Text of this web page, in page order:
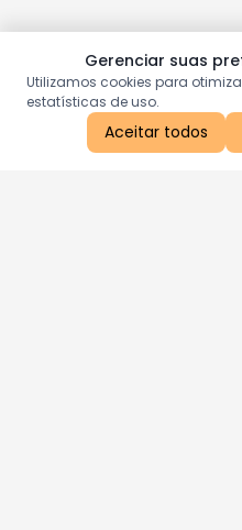
Gerenciar suas
Utilizamos cookies para
estatísticas de uso.
Aceitar todos